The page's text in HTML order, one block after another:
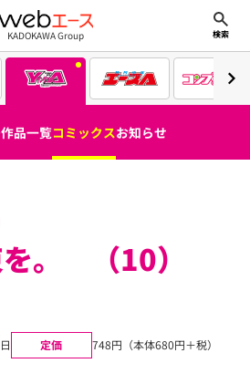
webエース
KADOKAWA Group 検索
作品一覧コミックスお知らせ
。 （10）
定価 748円（本体680円＋税）